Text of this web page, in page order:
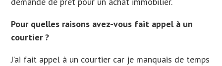
Pour quelles raisons avez-vous fait appel à un
courtier ?
J’ai fait appel à un courtier car je manquais de temps